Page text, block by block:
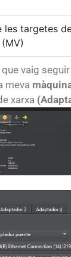
les targetes
que vaig
meva
xarxa